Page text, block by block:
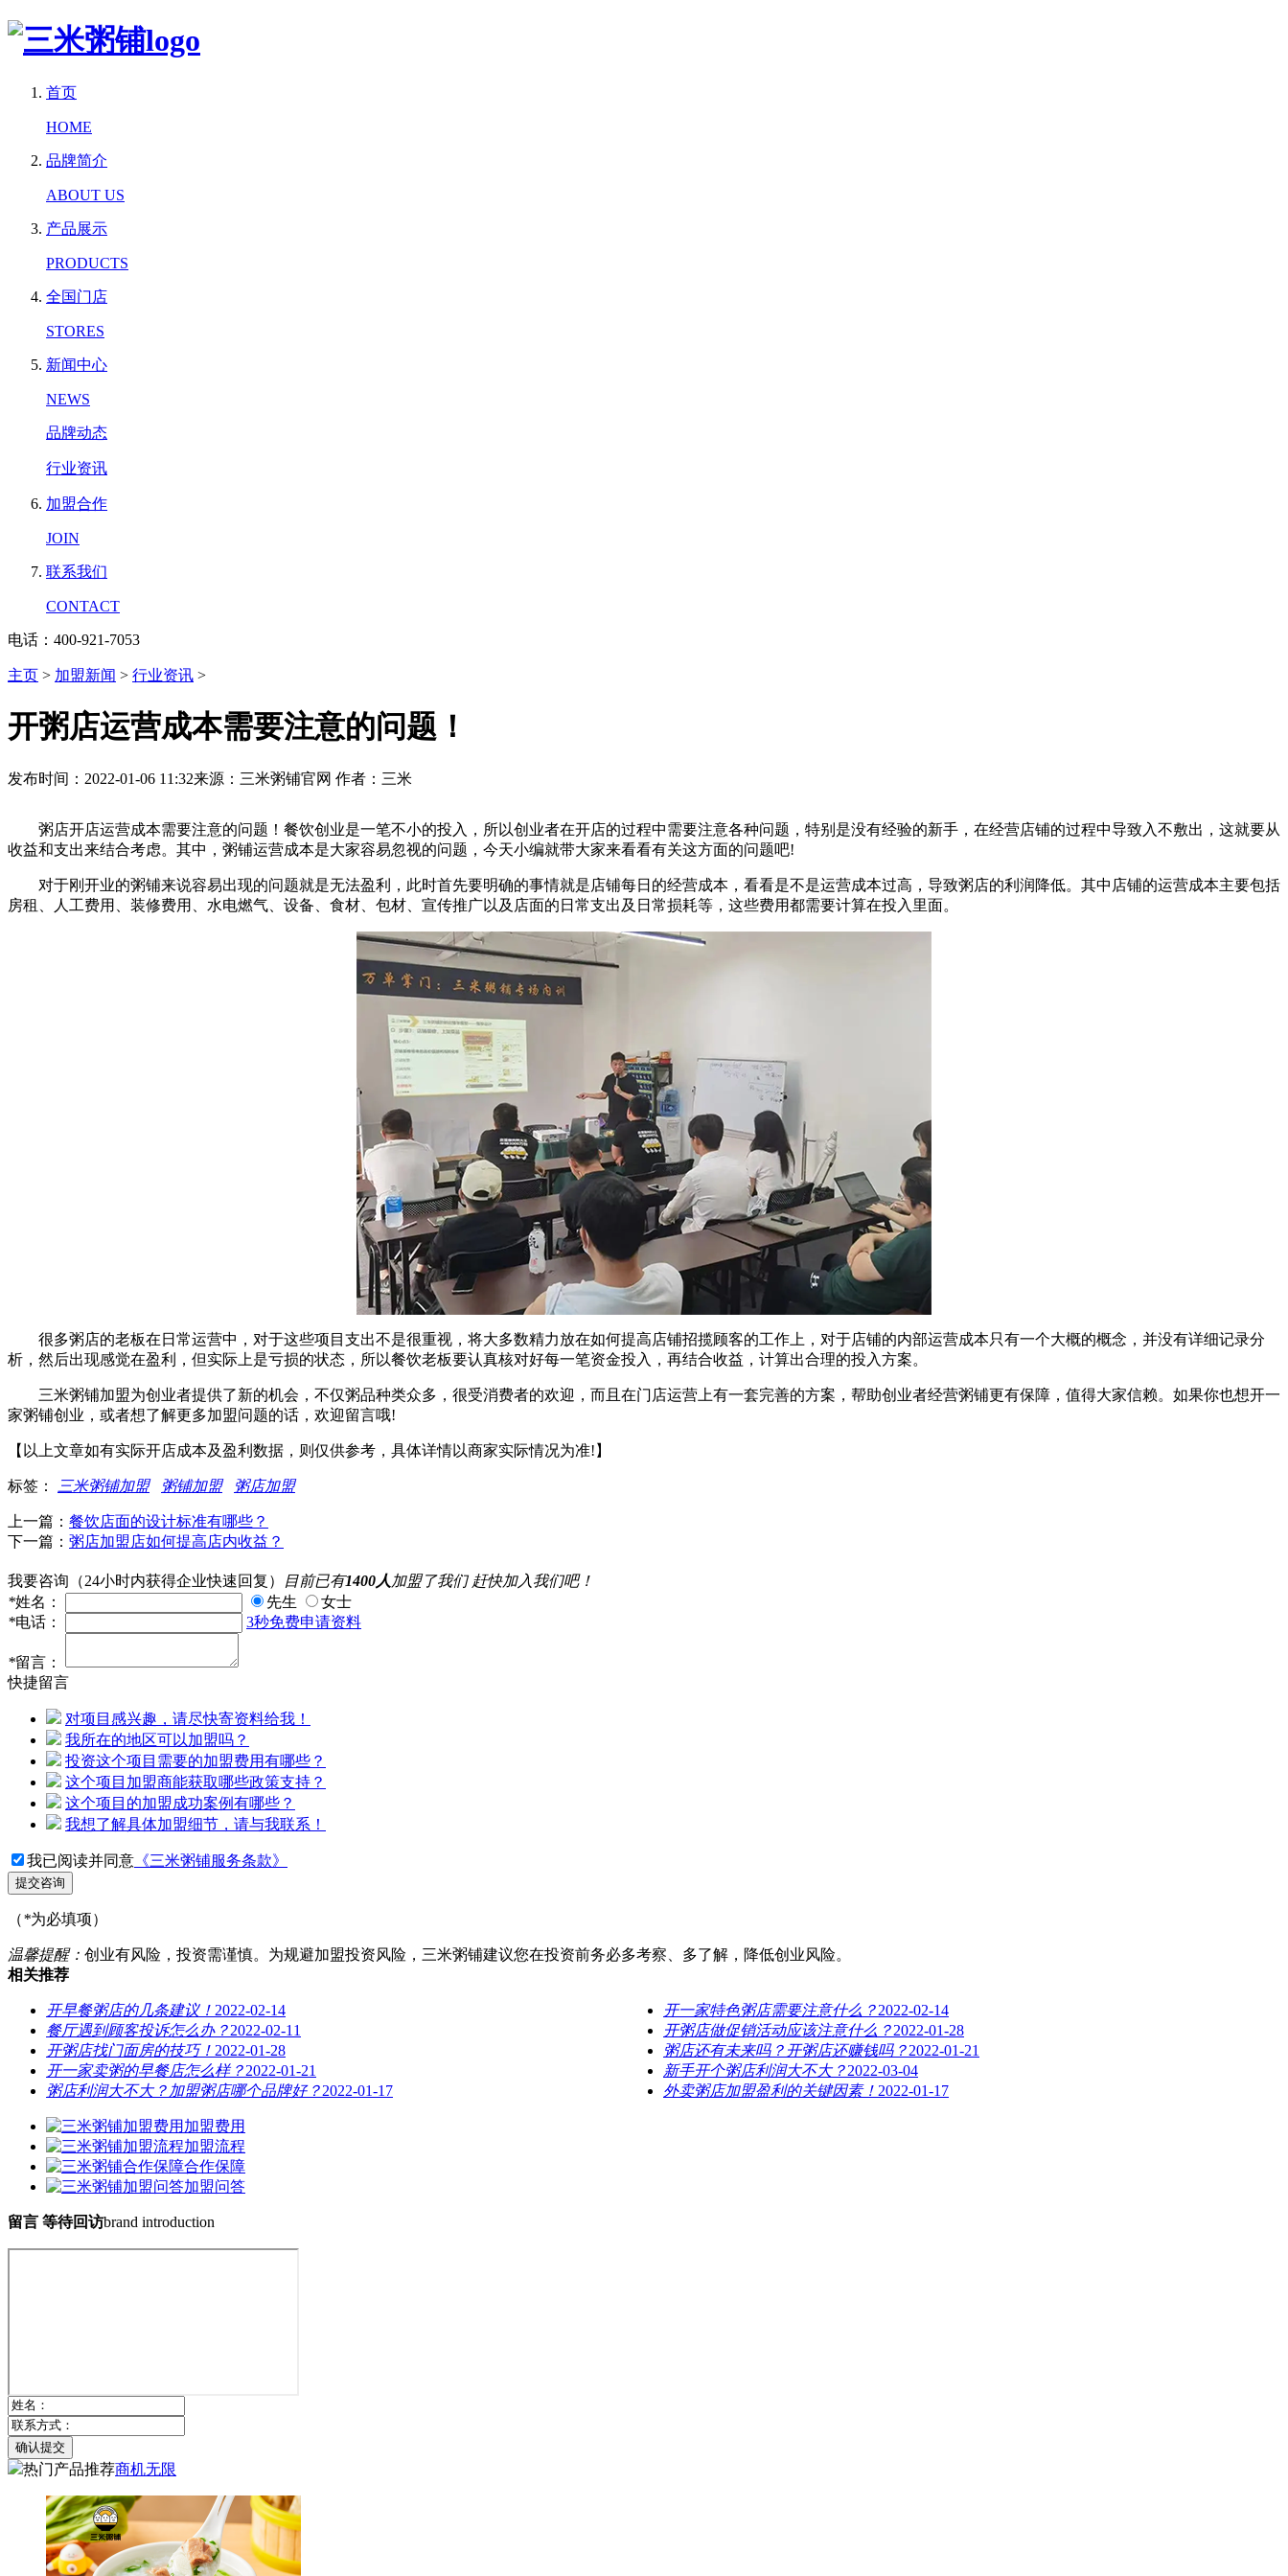
首页
HOME
品牌简介
ABOUT US
产品展示
PRODUCTS
全国门店
STORES
新闻中心
NEWS
品牌动态
行业资讯
加盟合作
JOIN
联系我们
CONTACT
电话：400-921-7053
主页 > 加盟新闻 > 行业资讯 >
开粥店运营成本需要注意的问题！
发布时间：2022-01-06 11:32来源：三米粥铺官网 作者：三米
粥店开店运营成本需要注意的问题！餐饮创业是一笔不小的投入，所以创业者在开店的过程中需要注意各种问题，特别是没有经验的新手，在经营店铺的过程中导致入不敷出，这就要从
收益和支出来结合考虑。其中，粥铺运营成本是大家容易忽视的问题，今天小编就带大家来看看有关这方面的问题吧!
对于刚开业的粥铺来说容易出现的问题就是无法盈利，此时首先要明确的事情就是店铺每日的经营成本，看看是不是运营成本过高，导致粥店的利润降低。其中店铺的运营成本主要包括
房租、人工费用、装修费用、水电燃气、设备、食材、包材、宣传推广以及店面的日常支出及日常损耗等，这些费用都需要计算在投入里面。
很多粥店的老板在日常运营中，对于这些项目支出不是很重视，将大多数精力放在如何提高店铺招揽顾客的工作上，对于店铺的内部运营成本只有一个大概的概念，并没有详细记录分
析，然后出现感觉在盈利，但实际上是亏损的状态，所以餐饮老板要认真核对好每一笔资金投入，再结合收益，计算出合理的投入方案。
三米粥铺加盟为创业者提供了新的机会，不仅粥品种类众多，很受消费者的欢迎，而且在门店运营上有一套完善的方案，帮助创业者经营粥铺更有保障，值得大家信赖。如果你也想开一
家粥铺创业，或者想了解更多加盟问题的话，欢迎留言哦!
【以上文章如有实际开店成本及盈利数据，则仅供参考，具体详情以商家实际情况为准!】
标签： 三米粥铺加盟 粥铺加盟 粥店加盟
上一篇： 餐饮店面的设计标准有哪些？
下一篇： 粥店加盟店如何提高店内收益？
我要咨询 （24小时内获得企业快速回复） 目前已有1400人 加盟了我们 赶快加入我们吧！
*姓名： 先生
女士
*电话： 3秒免费申请资料
*留言：
快捷留言
对项目感兴趣，请尽快寄资料给我！
我所在的地区可以加盟吗？
投资这个项目需要的加盟费用有哪些？
这个项目加盟商能获取哪些政策支持？
这个项目的加盟成功案例有哪些？
我想了解具体加盟细节，请与我联系！
我已阅读并同意 《三米粥铺服务条款》
提交咨询
（*为必填项）
温馨提醒： 创业有风险，投资需谨慎。为规避加盟投资风险，三米粥铺建议您在投资前务必多考察、多了解，降低创业风险。
相关推荐
开早餐粥店的几条建议！ 2022-02-14 开一家特色粥店需要注意什么？2022-02-14
餐厅遇到顾客投诉怎么办？2022-02-11 开粥店做促销活动应该注意什么？2022-01-28
开粥店找门面房的技巧！ 2022-01-28 粥店还有未来吗？开粥店还赚钱吗？2022-01-21
开一家卖粥的早餐店怎么样？2022-01-21 新手开个粥店利润大不大？2022-03-04
粥店利润大不大？加盟粥店哪个品牌好？2022-01-17 外卖粥店加盟盈利的关键因素！ 2022-01-17
加盟费用
加盟流程
合作保障
加盟问答
留言 等待回访brand introduction
确认提交
热门产品推荐商机无限